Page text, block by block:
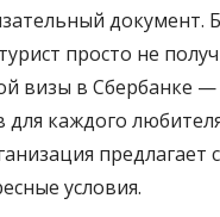
документ.
просто не
визы в Сбербанке
каждого
предлагает
условия.